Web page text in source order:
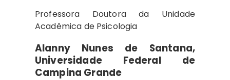
Professora Doutora da Unidade
Acadêmica de Psicologia
Alanny Nunes de Santana,
Universidade Federal de
Campina Grande